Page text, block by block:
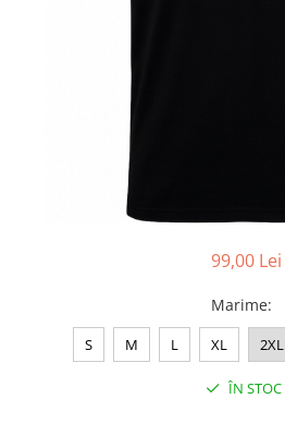
Simboluri tradiționale
Tricouri cu mesaje de bine
Tricouri Andra
99,00 Lei
Marime:
S M L XL 2XL
ÎN STOC